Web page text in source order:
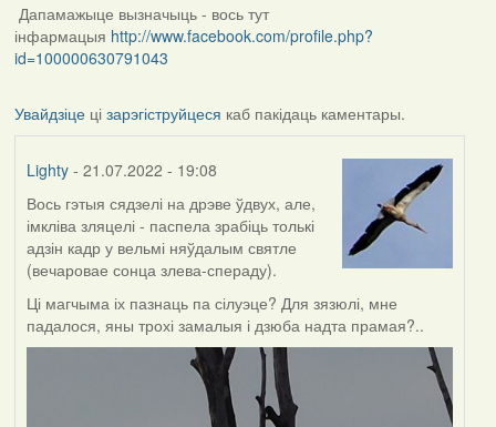
Дапамажыце вызначыць - вось тут
інфармацыя http://www.facebook.com/profile.php?
id=100000630791043
Увайдзіцеці зарэгіструйцеся каб пакідаць каментары.
Lighty- 21.07.2022 - 19:08
Вось гэтыя сядзелі на дрэве ўдвух, але,
імкліва зляцелі - паспела зрабіць толькі
адзін кадр у вельмі няўдалым святле
(вечаровае сонца злева-спераду).
Ці магчыма іх пазнаць па сілуэце? Для зязюлі, мне
падалося, яны трохі замалыя і дзюба надта прамая?..